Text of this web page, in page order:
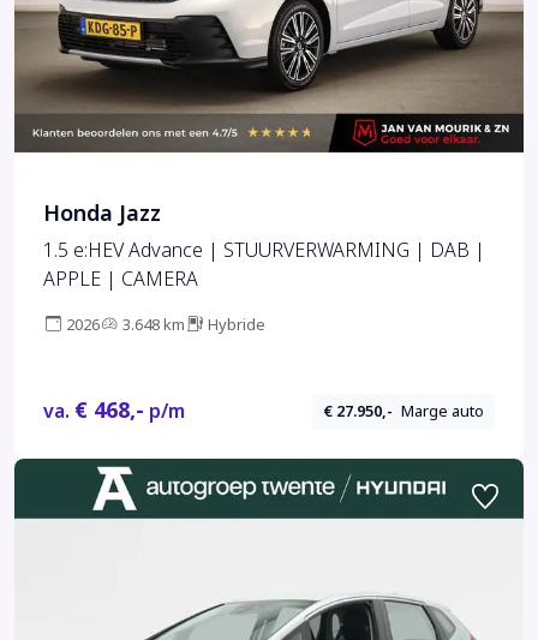
Honda Jazz
1.5 e:HEV Advance | STUURVERWARMING | DAB |
APPLE | CAMERA
2026 3.648 km Hybride
va. € 468,- p/m € 27.950,- Marge auto